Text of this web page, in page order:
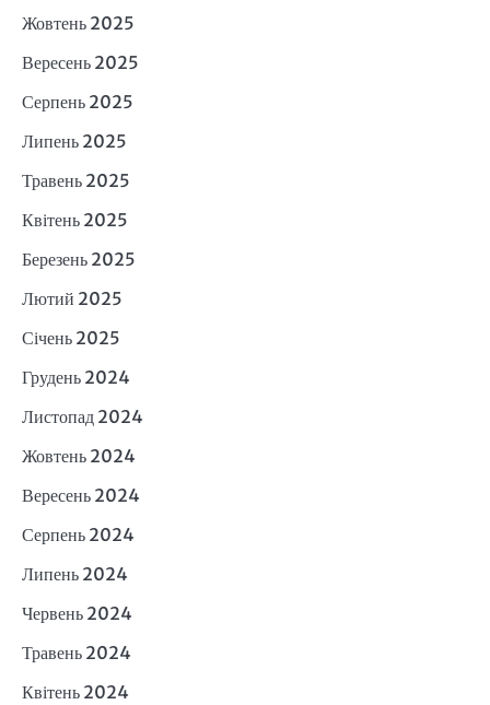
Жовтень 2025
Вересень 2025
Серпень 2025
Липень 2025
Травень 2025
Квітень 2025
Березень 2025
Лютий 2025
Січень 2025
Грудень 2024
Листопад 2024
Жовтень 2024
Вересень 2024
Серпень 2024
Липень 2024
Червень 2024
Травень 2024
Квітень 2024